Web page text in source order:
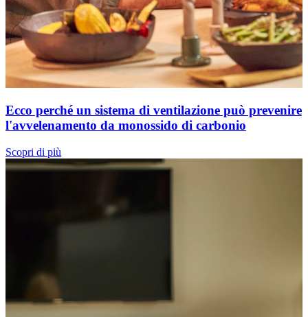
Ecco perché un sistema di ventilazione può prevenire
l'avvelenamento da monossido di carbonio
Scopri di più